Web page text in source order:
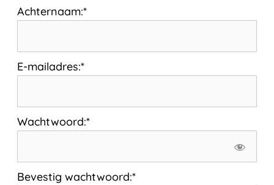
Achternaam:*
E-mailadres:*
Wachtwoord:*
Bevestig wachtwoord:*